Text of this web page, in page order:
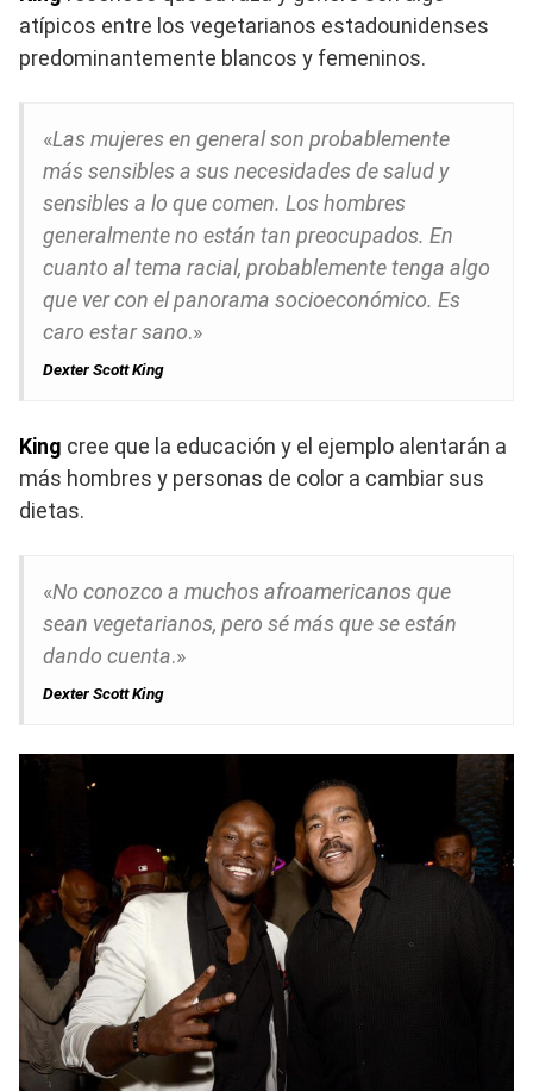
atípicos entre los vegetarianos estadounidenses
predominantemente blancos y femeninos.
«Las mujeres en general son probablemente
más sensibles a sus necesidades de salud y
sensibles a lo que comen. Los hombres
generalmente no están tan preocupados. En
cuanto al tema racial, probablemente tenga algo
que ver con el panorama socioeconómico. Es
caro estar sano.»
Dexter Scott King
King cree que la educación y el ejemplo alentarán a
más hombres y personas de color a cambiar sus
dietas.
«No conozco a muchos afroamericanos que
sean vegetarianos, pero sé más que se están
dando cuenta.»
Dexter Scott King